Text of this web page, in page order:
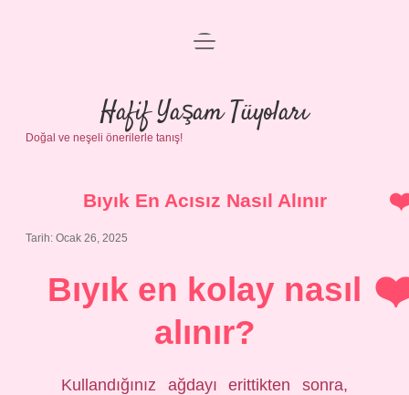
Anasayfa
Gizlilik Politikası
Yasal Uyarı
menüyü
Hafif Yaşam Tüyoları
Doğal ve neşeli önerilerle tanış!
Bıyık En Acısız Nasıl Alınır
Tarih: Ocak 26, 2025
Bıyık en kolay nasıl
alınır?
Kullandığınız ağdayı erittikten sonra,